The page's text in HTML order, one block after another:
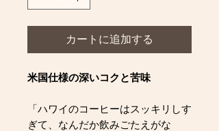
カートに追加する
米国仕様の深いコクと苦味
「ハワイのコーヒーはスッキリしす
ぎて、なんだか飲みごたえがな